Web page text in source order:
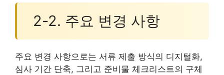
2-2. 주요 변경 사항
주요 변경 사항으로는 서류 제출 방식의 디지털화,
심사 기간 단축, 그리고 준비물 체크리스트의 구체